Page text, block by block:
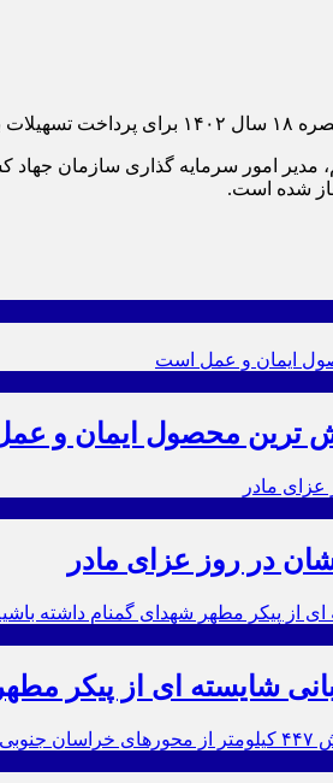
شده است.
ترین محصول ایمان و
در روز عزای مادر
شایسته ای از پیکر